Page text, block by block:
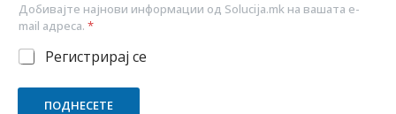
Добивајте најнови информации од Solucija.mk на вашата e-
mail адреса. *
Регистрирај се
ПОДНЕСЕТЕ